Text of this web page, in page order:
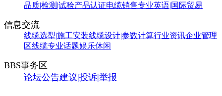
品质|检测|试验产品认证电缆销售专业英语|国际贸易
信息交流
线缆选型|施工安装线缆设计|参数计算行业资讯企业管理
区线缆专业话题娱乐休闲
BBS事务区
论坛公告建议|投诉|举报